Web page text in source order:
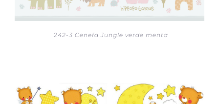
242-3 Cenefa Jungle verde menta